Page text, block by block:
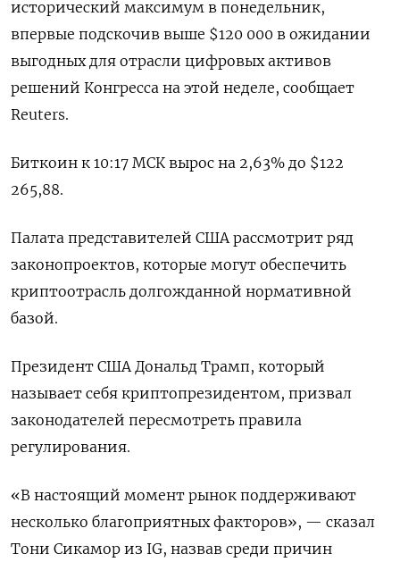
исторический максимум в понедельник,
впервые подскочив выше $120 000 в ожидании
выгодных для отрасли цифровых активов
решений Конгресса на этой неделе, сообщает
Reuters.
Биткоин к 10:17 МСК вырос на 2,63% до $122
265,88.
Палата представителей США рассмотрит ряд
законопроектов, которые могут обеспечить
криптоотрасль долгожданной нормативной
базой.
Президент США Дональд Трамп, который
называет себя криптопрезидентом, призвал
законодателей пересмотреть правила
регулирования.
«В настоящий момент рынок поддерживают
несколько благоприятных факторов», — сказал
Тони Сикамор из IG, назвав среди причин